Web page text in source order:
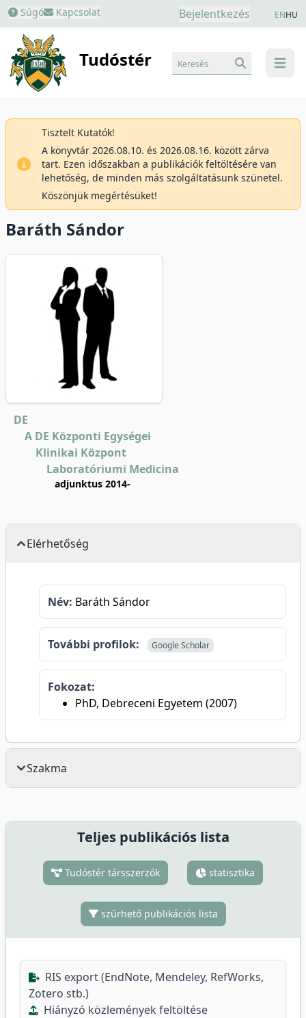
Súgó Kapcsolat Bejelentkezés ENHU
Tudóstér menu
Keresés
Tisztelt Kutatók!
A könyvtár 2026.08.10. és 2026.08.16. között zárva
tart. Ezen időszakban a publikációk feltöltésére van
lehetőség, de minden más szolgáltatásunk szünetel.
Köszönjük megértésüket!
Baráth Sándor
DE
A DE Központi Egységei
Klinikai Központ
Laboratóriumi Medicina
adjunktus 2014-
Elérhetőség
Név: Baráth Sándor
További profilok: Google Scholar
Fokozat:
PhD, Debreceni Egyetem (2007)
Szakma
Teljes publikációs lista
Tudóstér társszerzők statisztika
szűrhető publikációs lista
RIS export (EndNote, Mendeley, RefWorks,
Zotero stb.)
Hiányzó közlemények feltöltése